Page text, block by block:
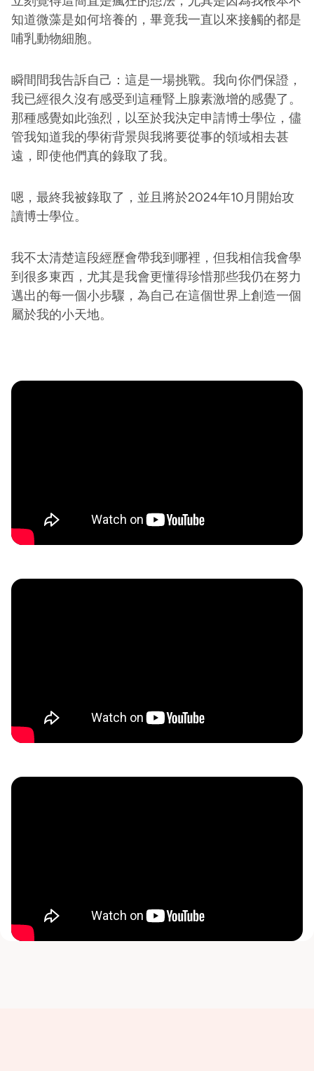
知道微藻是如何培養的，畢竟我一直以來接觸的都是
哺乳動物細胞。
瞬間間我告訴自己：這是一場挑戰。我向你們保證，
我已經很久沒有感受到這種腎上腺素激增的感覺了。
那種感覺如此強烈，以至於我決定申請博士學位，儘
管我知道我的學術背景與我將要從事的領域相去甚
遠，即使他們真的錄取了我。
嗯，最終我被錄取了，並且將於2024年10月開始攻
讀博士學位。
我不太清楚這段經歷會帶我到哪裡，但我相信我會學
到很多東西，尤其是我會更懂得珍惜那些我仍在努力
邁出的每一個小步驟，為自己在這個世界上創造一個
屬於我的小天地。